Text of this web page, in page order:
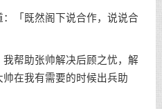
「既然阁下说合作，说说合
帮助张帅解决后顾之忧，解
在我有需要的时候出兵助